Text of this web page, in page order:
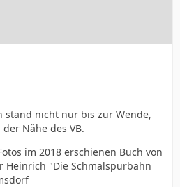
stand nicht nur bis zur Wende,
Nähe des VB.
im 2018 erschienen Buch von
Heinrich "Die Schmalspurbahn